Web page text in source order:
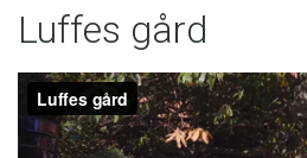
Luffes gård